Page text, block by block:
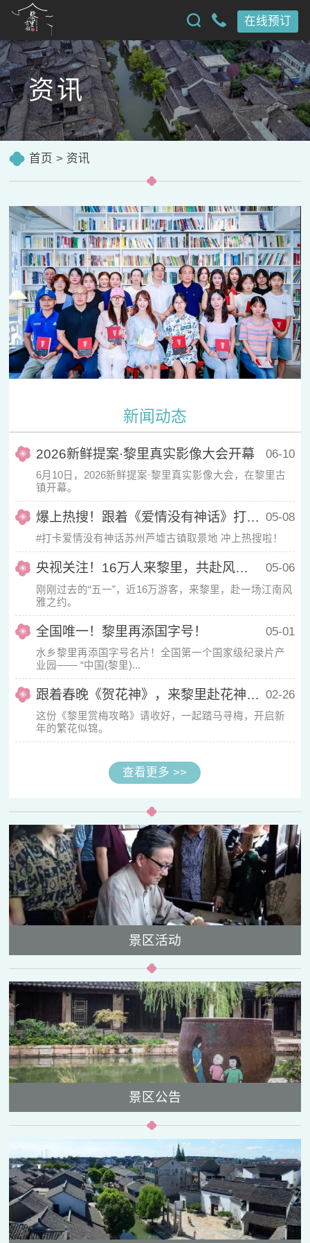
在线预订
资讯
首页 > 资讯
新闻动态
2026新鲜提案·黎里真实影像大会开幕 06-10
6月10日，2026新鲜提案·黎里真实影像大会，在黎里古
镇开幕。
爆上热搜！跟着《爱情没有神话》打卡芦墟！ 05-08
#打卡爱情没有神话苏州芦墟古镇取景地 冲上热搜啦！
央视关注！16万人来黎里，共赴风雅之约 05-06
刚刚过去的“五一”，近16万游客，来黎里，赴一场江南风
雅之约。
全国唯一！黎里再添国字号！ 05-01
水乡黎里再添国字号名片！全国第一个国家级纪录片产
业园—— “中国(黎里)...
跟着春晚《贺花神》，来黎里赴花神之约！ 02-26
这份《黎里赏梅攻略》请收好，一起踏马寻梅，开启新
年的繁花似锦。
查看更多 >>
景区活动
景区公告